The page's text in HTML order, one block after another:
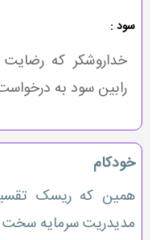
سود :
خداروشکر که
رابین سود به
خودکام
همین که ریسک
مدیدریت سرمایه